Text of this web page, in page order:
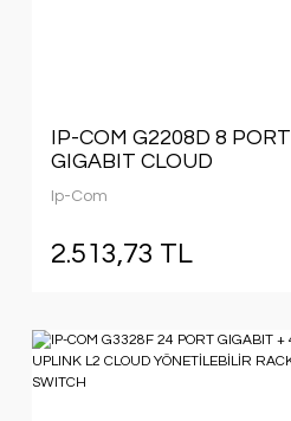
IP-COM G2208D 8 PORT
GIGABIT CLOUD
SWITCH
Ip-Com
2.513,73 TL